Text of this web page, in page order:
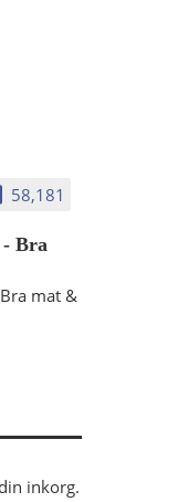
58,181
- Bra
mat &
inkorg.